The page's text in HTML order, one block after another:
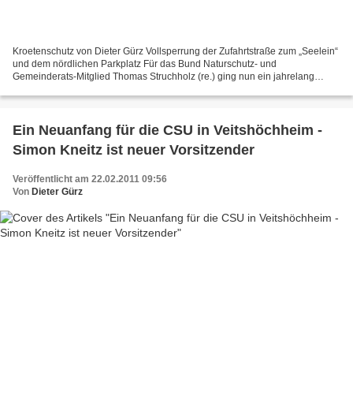
Kroetenschutz von Dieter Gürz Vollsperrung der Zufahrtstraße zum „Seelein“
und dem nördlichen Parkplatz Für das Bund Naturschutz- und
Gemeinderats-Mitglied Thomas Struchholz (re.) ging nun ein jahrelang
Ein Neuanfang für die CSU in Veitshöchheim -
Simon Kneitz ist neuer Vorsitzender
Veröffentlicht am 22.02.2011 09:56
Von Dieter Gürz